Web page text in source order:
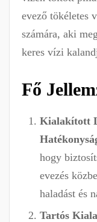
evező tökéletes
számára, aki
keres vízi
Fő
Kialakított
hogy
evezés
haladást és
Tartós